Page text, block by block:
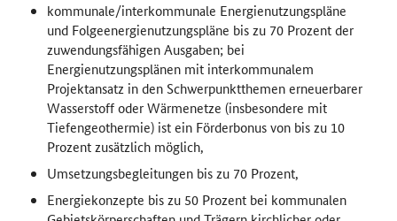
kommunale/interkommunale Energienutzungspläne
und Folgeenergienutzungspläne bis zu 70 Prozent der
zuwendungsfähigen Ausgaben; bei
Energienutzungsplänen mit interkommunalem
Projektansatz in den Schwerpunktthemen erneuerbarer
Wasserstoff oder Wärmenetze (insbesondere mit
Tiefengeothermie) ist ein Förderbonus von bis zu 10
Prozent zusätzlich möglich,
Umsetzungsbegleitungen bis zu 70 Prozent,
Energiekonzepte bis zu 50 Prozent bei kommunalen